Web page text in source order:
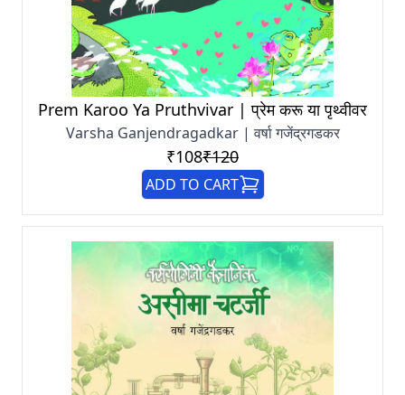
Prem Karoo Ya Pruthvivar | प्रेम करू या पृथ्वीवर
Varsha Ganjendragadkar | वर्षा गजेंद्रगडकर
₹108₹120
ADD TO CART